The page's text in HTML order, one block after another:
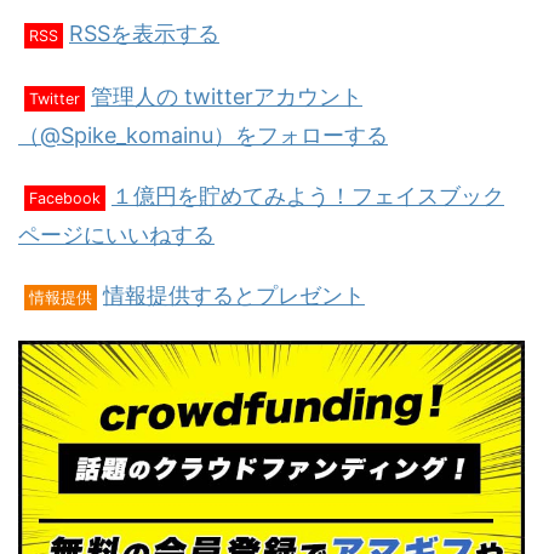
RSS RSSを表示する
Twitter 管理人の twitterアカウント
（@Spike_komainu）をフォローする
Facebook
１億円を貯めてみよう！フェイスブック
ページにいいねする
情報提供 情報提供するとプレゼント